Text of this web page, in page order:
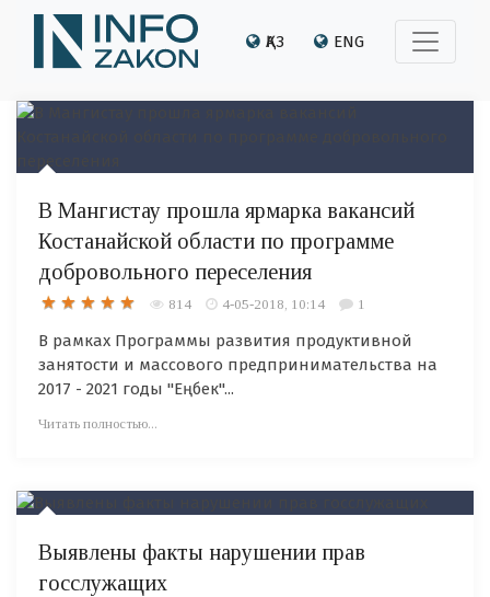
ҚАЗ ENG
В Мангистау прошла ярмарка вакансий
Костанайской области по программе
добровольного переселения
814 4-05-2018, 10:14 1
В рамках Программы развития продуктивной
занятости и массового предпринимательства на
2017 - 2021 годы "Еңбек"...
Читать полностью...
Выявлены факты нарушении прав
госслужащих